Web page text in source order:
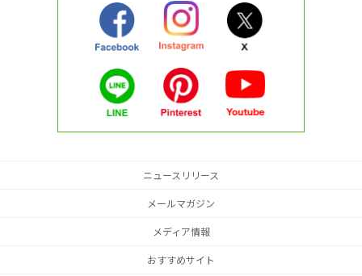
ニュースリリース
メールマガジン
メディア情報
おすすめサイト